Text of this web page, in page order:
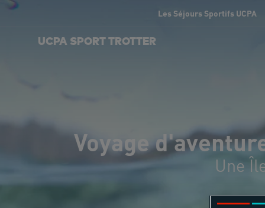
Les Séjours Sportifs UCPA
UCPA SPORT TROTTER
Voyage
Une